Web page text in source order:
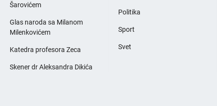
Šarovićem
Glas naroda sa Milanom
Milenkovićem
Katedra profesora Zeca
Skener dr Aleksandra Dikića
Politika
Sport
Svet